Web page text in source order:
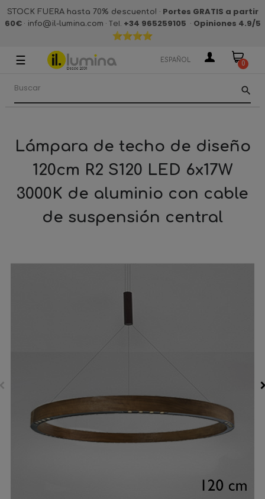
STOCK FUERA hasta 70% descuento! · Portes GRATIS a partir
60€· info@il-lumina.com · Tel. +34 965259105 · Opiniones 4.9/5
Navegación
palanca
☰ ESPAÑOL 0
search
Lámpara de techo de diseño
120cm R2 S120 LED 6x17W
3000K de aluminio con cable
de suspensión central